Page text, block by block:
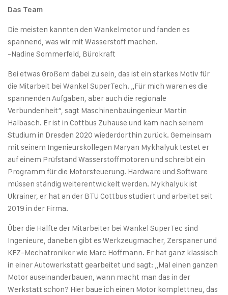
Das Team
Die meisten kannten den Wankelmotor und fanden es
spannend, was wir mit Wasserstoff machen.
-Nadine Sommerfeld, Bürokraft
Bei etwas Großem dabei zu sein, das ist ein starkes Motiv für
die Mitarbeit bei Wankel SuperTech. „Für mich waren es die
spannenden Aufgaben, aber auch die regionale
Verbundenheit“, sagt Maschinenbauingenieur Martin
Halbasch. Er ist in Cottbus Zuhause und kam nach seinem
Studium in Dresden 2020 wiederdorthin zurück. Gemeinsam
mit seinem Ingenieurskollegen Maryan Mykhalyuk testet er
auf einem Prüfstand Wasserstoffmotoren und schreibt ein
Programm für die Motorsteuerung. Hardware und Software
müssen ständig weiterentwickelt werden. Mykhalyuk ist
Ukrainer, er hat an der BTU Cottbus studiert und arbeitet seit
2019 in der Firma.
Über die Hälfte der Mitarbeiter bei Wankel SuperTec sind
Ingenieure, daneben gibt es Werkzeugmacher, Zerspaner und
KFZ-Mechatroniker wie Marc Hoffmann. Er hat ganz klassisch
in einer Autowerkstatt gearbeitet und sagt: „Mal einen ganzen
Motor auseinanderbauen, wann macht man das in der
Werkstatt schon? Hier baue ich einen Motor komplettneu, das